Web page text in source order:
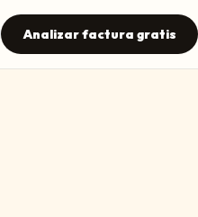
Analizar factura gratis